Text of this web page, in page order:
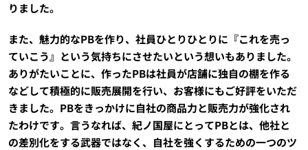
りました。
また、魅力的なPBを作り、社員ひとりひとりに『これを売っ
ていこう』という気持ちにさせたいという想いもありました。
ありがたいことに、作ったPBは社員が店舗に独自の棚を作る
などして積極的に販売展開を行い、お客様にもご好評をいただ
きました。PBをきっかけに自社の商品力と販売力が強化され
たわけです。言うなれば、紀ノ国屋にとってPBとは、他社と
の差別化をする武器ではなく、自社を強くするための一つのツ